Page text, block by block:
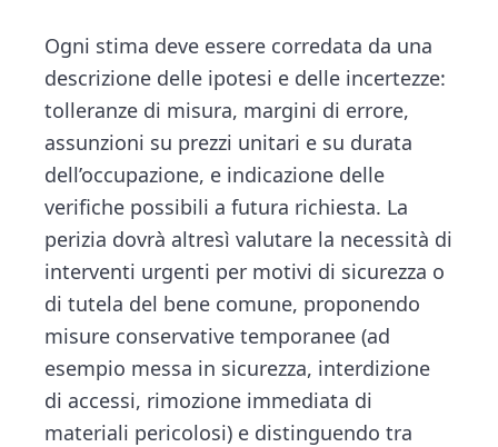
Ogni stima deve essere corredata da una
descrizione delle ipotesi e delle incertezze:
tolleranze di misura, margini di errore,
assunzioni su prezzi unitari e su durata
dell’occupazione, e indicazione delle
verifiche possibili a futura richiesta. La
perizia dovrà altresì valutare la necessità di
interventi urgenti per motivi di sicurezza o
di tutela del bene comune, proponendo
misure conservative temporanee (ad
esempio messa in sicurezza, interdizione
di accessi, rimozione immediata di
materiali pericolosi) e distinguendo tra